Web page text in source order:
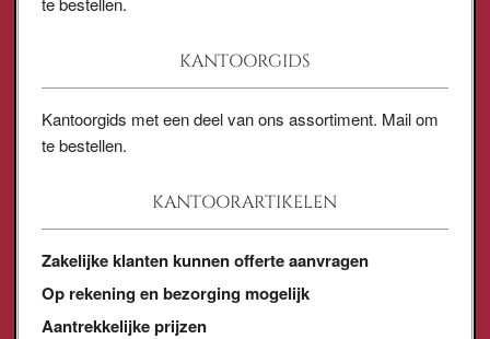
KANTOORGIDS
Kantoorgids met een deel van ons assortiment. Mail om
te bestellen.
KANTOORARTIKELEN
Zakelijke klanten kunnen offerte aanvragen
Op rekening en bezorging mogelijk
Aantrekkelijke prijzen